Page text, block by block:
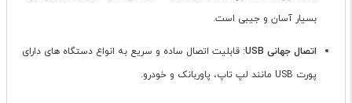
بسیار آسان و جیبی است.
اتصال جهانی USB
: قابلیت اتصال ساده و سریع به انواع دستگاه های دارای
پورت USB مانند لپ تاپ، پاوربانک و خودرو.